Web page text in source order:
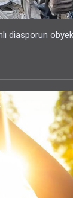
diasporun